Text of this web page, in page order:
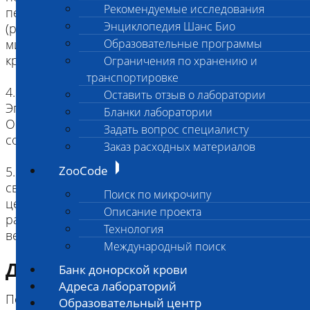
Рекомендуемые исследования
Энциклопедия Шанс Био
Образовательные программы
Ограничения по хранению и
транспортировке
Оставить отзыв о лаборатории
Бланки лаборатории
Задать вопрос специалисту
Заказ расходных материалов
ZooCode
Поиск по микрочипу
Описание проекта
Технология
Международный поиск
Банк донорской крови
Адреса лабораторий
Образовательный центр
период, то отцентрифугируйте ее на месте
(режим центрифугирования не менее 3000 об/
мин - 15 мин) и отделите сыворотку от клеток
крови.
4. Перенесите сыворотку в пробирку типа
Эппендорф, поместите ее в холодильник.
Обязательное условие – исключить воздействие
солнечного света, обогрева
5. Отделенную сыворотку, пробирки со
свернувшейся венозной кровью,
центрифугированные пробирки с
разделительным гелем храните строго
Диагностическая информация
Повышено: Почечная недостаточность,